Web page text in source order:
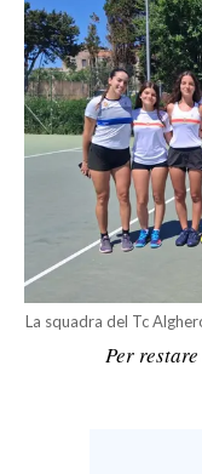
OGLIASTRA
AGENDA
CRONACA
MONDO
POLITICA
SERVIZI ALLE IMPRESE
La squadra del Tc
Per